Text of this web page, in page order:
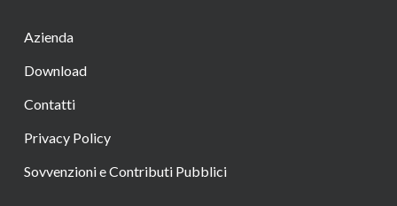
Azienda
Download
Contatti
Privacy Policy
Sovvenzioni e Contributi Pubblici